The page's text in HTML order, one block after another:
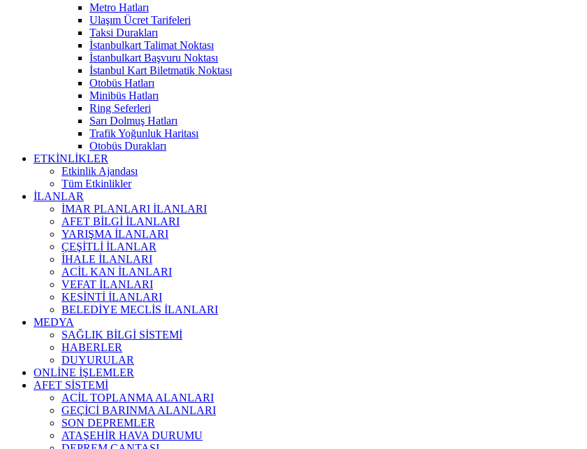
Metro Hatları
Ulaşım Ücret Tarifeleri
Taksi Durakları
İstanbulkart Talimat Noktası
İstanbulkart Başvuru Noktası
İstanbul Kart Biletmatik Noktası
Otobüs Hatları
Minibüs Hatları
Ring Seferleri
Sarı Dolmuş Hatları
Trafik Yoğunluk Haritası
Otobüs Durakları
ETKİNLİKLER
Etkinlik Ajandası
Tüm Etkinlikler
İLANLAR
İMAR PLANLARI İLANLARI
AFET BİLGİ İLANLARI
YARIŞMA İLANLARI
ÇEŞİTLİ İLANLAR
İHALE İLANLARI
ACİL KAN İLANLARI
VEFAT İLANLARI
KESİNTİ İLANLARI
BELEDİYE MECLİS İLANLARI
MEDYA
SAĞLIK BİLGİ SİSTEMİ
HABERLER
DUYURULAR
ONLİNE İŞLEMLER
AFET SİSTEMİ
ACİL TOPLANMA ALANLARI
GEÇİCİ BARINMA ALANLARI
SON DEPREMLER
ATAŞEHİR HAVA DURUMU